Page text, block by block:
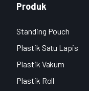
Produk
Standing Pouch
Plastik Satu Lapis
Plastik Vakum
Plastik Roll